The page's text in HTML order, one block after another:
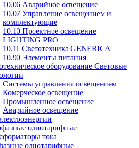
10.06 Аварийное освещение
10.07 Управление освещением и
комплектующие
10.10 Проектное освещение
LIGHTING PRO
10.11 Светотехника GENERICA
10.90 Элементы питания
оборудование Световые
Системы управления освещением
Комерческое освещение
Промышленное освещение
Аварийное освещение
однотарифные
тока
однотарифные